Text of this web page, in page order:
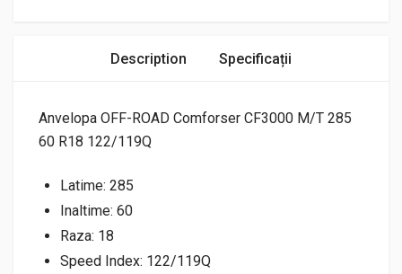
Description Specificații
Anvelopa OFF-ROAD Comforser CF3000 M/T 285
60 R18 122/119Q
Latime: 285
Inaltime: 60
Raza: 18
Speed Index: 122/119Q